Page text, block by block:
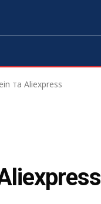
та Aliexpress